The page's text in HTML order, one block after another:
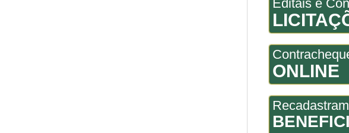
Editais e
ONLINE